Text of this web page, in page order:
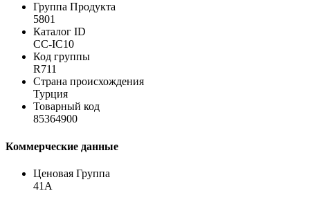
Группа Продукта
5801
Каталог ID
CC-IC10
Код группы
R711
Страна происхождения
Турция
Товарный код
85364900
Коммерческие данные
Ценовая Группа
41A